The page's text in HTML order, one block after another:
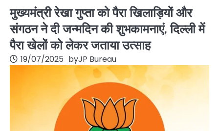
मुख्यमंत्री रेखा गुप्ता को पैरा खिलाड़ियों और
संगठन ने दी जन्मदिन की शुभकामनाएं, दिल्ली में
पैरा खेलों को लेकर जताया उत्साह
19/07/2025 byJP Bureau